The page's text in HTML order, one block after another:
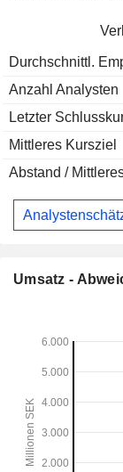
Durchschnittl.
Anzahl Analysten
Letzter
Mittleres Kursziel
Abstand /
Umsatz -